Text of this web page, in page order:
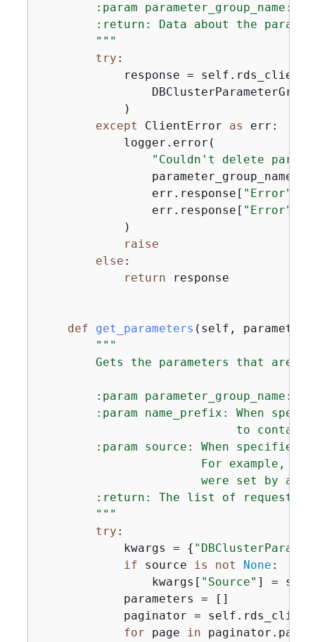
:param parameter_group_name:
:return: Data about the
        """
try :
response =
            )
except ClientError as err:
            logger.error(
"Couldn't delete
                parameter_group_name,
                err.response[
"Error"
                err.response[
"Error"
            )
raise
else :
return response
def get_parameters ( self,
"""
Gets the parameters that are
:param parameter_group_name:
:param name_prefix: When
to
:param source: When
For example, a
were set by a
:return: The list of requested
        """
try :
            kwargs =
{
if source is not None :
                kwargs[
"Source" ] =
            parameters = []
paginator =
for page in